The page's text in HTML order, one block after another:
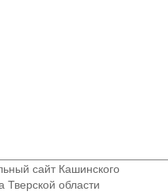
сайт Кашинского
Тверской области